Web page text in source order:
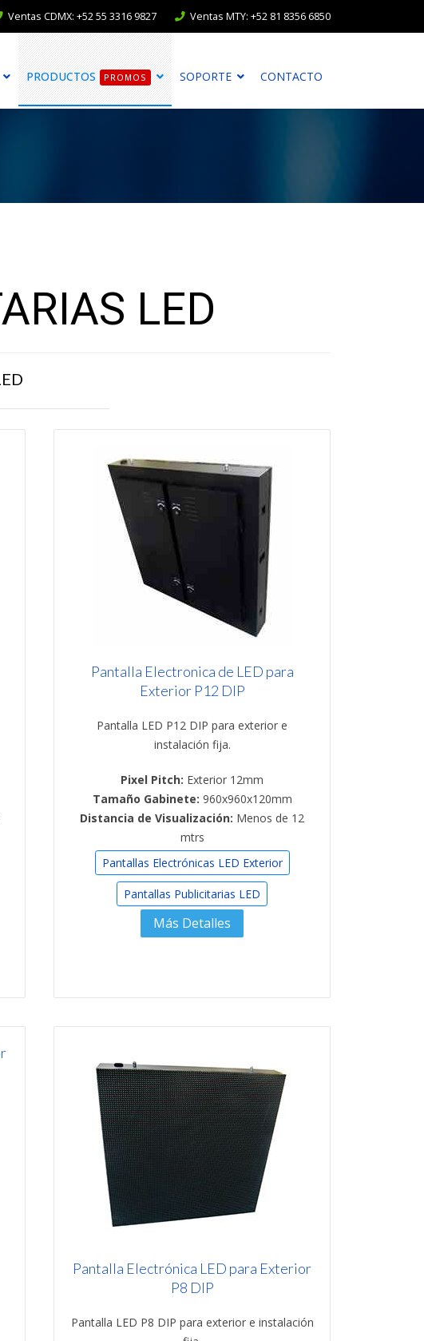
Ventas CDMX: +52 55 3316 9827 Ventas MTY: +52 81 8356 6850
PRODUCTOS PROMOS SOPORTE CONTACTO
LED
Pantalla Electronica de LED para
Exterior P12 DIP
Pantalla LED P12 DIP para exterior e
instalación fija.
Pixel Pitch: Exterior 12mm
Tamaño Gabinete: 960x960x120mm
Distancia de Visualización: Menos de 12
mtrs
Pantallas Electrónicas LED Exterior
Pantallas Publicitarias LED
Más Detalles
Pantalla Electrónica LED para Exterior
P8 DIP
Pantalla LED P8 DIP para exterior e instalación